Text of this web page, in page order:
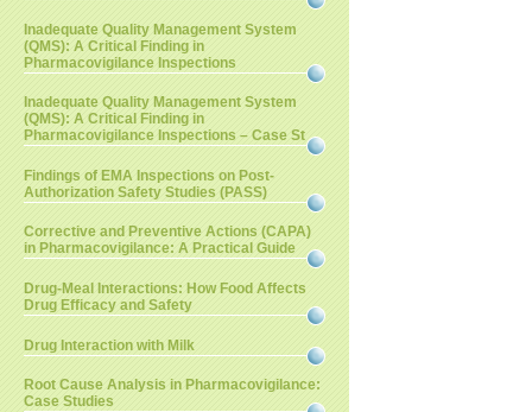
Inadequate Quality Management System
(QMS): A Critical Finding in
Pharmacovigilance Inspections
Inadequate Quality Management System
(QMS): A Critical Finding in
Pharmacovigilance Inspections – Case St
Findings of EMA Inspections on Post-
Authorization Safety Studies (PASS)
Corrective and Preventive Actions (CAPA)
in Pharmacovigilance: A Practical Guide
Drug-Meal Interactions: How Food Affects
Drug Efficacy and Safety
Drug Interaction with Milk
Root Cause Analysis in Pharmacovigilance:
Case Studies